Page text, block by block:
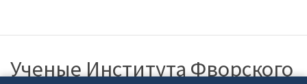
Ученые Института Фворского